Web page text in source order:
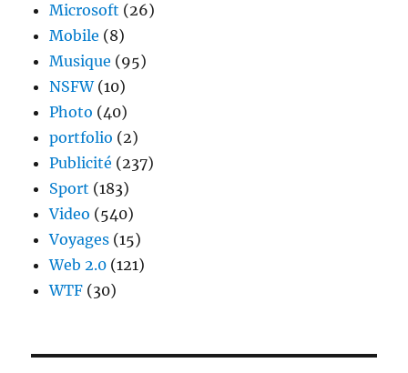
Microsoft (26)
Mobile (8)
Musique (95)
NSFW(10)
Photo (40)
portfolio (2)
Publicité (237)
Sport (183)
Video (540)
Voyages (15)
Web 2.0 (121)
WTF (30)